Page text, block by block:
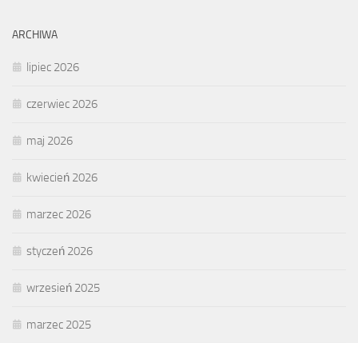
ARCHIWA
lipiec 2026
czerwiec 2026
maj 2026
kwiecień 2026
marzec 2026
styczeń 2026
wrzesień 2025
marzec 2025